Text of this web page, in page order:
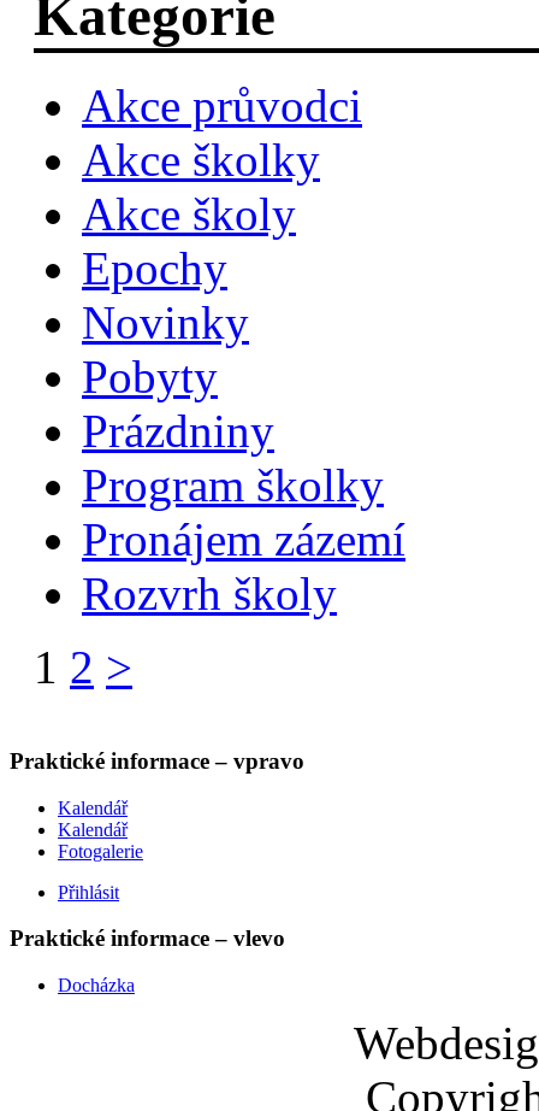
Kategorie
Akce průvodci
Akce školky
Akce školy
Epochy
Novinky
Pobyty
Prázdniny
Program školky
Pronájem zázemí
Rozvrh školy
1 2 >
Praktické informace – vpravo
Kalendář
Kalendář
Fotogalerie
Přihlásit
Praktické informace – vlevo
Docházka